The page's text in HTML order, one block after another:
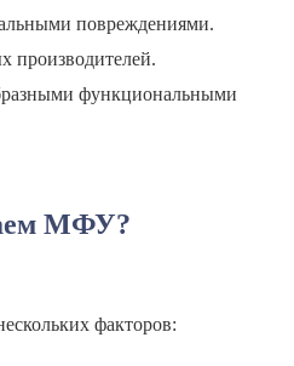
повреждениями.
производителей.
функциональными
МФУ?
факторов: